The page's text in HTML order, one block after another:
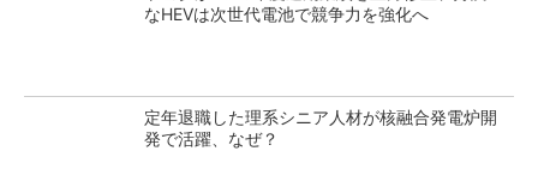
なHEVは次世代電池で競争力を強化へ
定年退職した理系シニア人材が核融合発電炉開
発で活躍、なぜ？